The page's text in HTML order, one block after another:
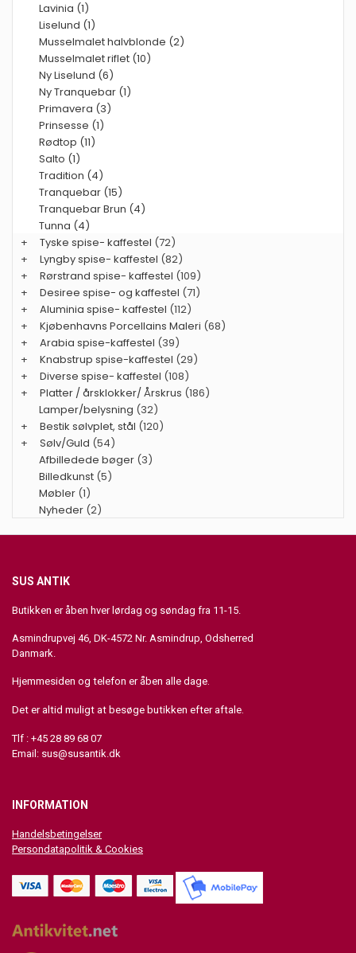
Lavinia (1)
Liselund (1)
Musselmalet halvblonde (2)
Musselmalet riflet (10)
Ny Liselund (6)
Ny Tranquebar (1)
Primavera (3)
Prinsesse (1)
Rødtop (11)
Salto (1)
Tradition (4)
Tranquebar (15)
Tranquebar Brun (4)
Tunna (4)
+
Tyske spise- kaffestel (72)
+
Lyngby spise- kaffestel (82)
+
Rørstrand spise- kaffestel (109)
+
Desiree spise- og kaffestel (71)
+
Aluminia spise- kaffestel (112)
+
Kjøbenhavns Porcellains Maleri (68)
+
Arabia spise-kaffestel (39)
+
Knabstrup spise-kaffestel (29)
+
Diverse spise- kaffestel (108)
+
Platter / årsklokker/ Årskrus (186)
Lamper/belysning (32)
+
Bestik sølvplet, stål (120)
+
Sølv/Guld (54)
Afbilledede bøger (3)
Billedkunst (5)
Møbler (1)
Nyheder (2)
SUS ANTIK
Butikken er åben hver lørdag og søndag fra 11-15.
Asmindrupvej 46, DK-4572 Nr. Asmindrup, Odsherred
Danmark.
Hjemmesiden og telefon er åben alle dage.
Det er altid muligt at besøge butikken efter aftale.
Tlf : +45 28 89 68 07
Email: sus@susantik.dk
INFORMATION
Handelsbetingelser
Persondatapolitik & Cookies